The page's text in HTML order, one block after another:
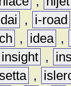
,
i-road
, idea ,
insight ,
,